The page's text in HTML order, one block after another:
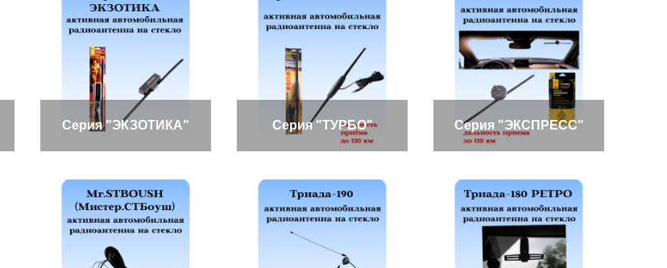
Серия "ЭКЗОТИКА" Серия "ТУРБО" Серия "ЭКСПРЕСС"